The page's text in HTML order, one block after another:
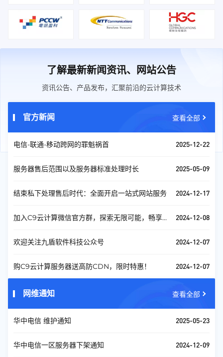
了解最新新闻资讯、网站公告
资讯公告、产品发布，汇聚前沿的云计算技术
官方新闻 查看全部
电信-联通-移动跨网的罪魁祸首 2025-12-22
服务器售后范围以及服务器标准处理时长 2025-05-09
结束私下处理售后时代：全面开启一站式网站服务 2024-12-17
加入C9云计算微信官方群，探索无限可能，畅享科
2024-12-08
欢迎关注九盾软件科技公众号 2024-12-07
购C9云计算服务器送高防CDN，限时特惠！ 2024-12-07
网维通知 查看全部
华中电信 维护通知 2025-05-23
华中电信一区服务器下架通知 2024-12-09